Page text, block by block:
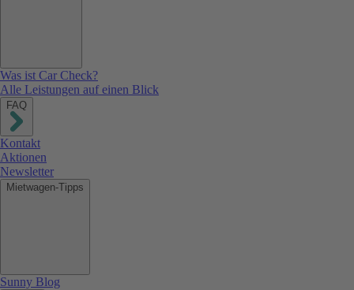
Was ist Car Check?
Alle Leistungen auf einen Blick
FAQ
Kontakt
Aktionen
Newsletter
Mietwagen-Tipps
Sunny Blog